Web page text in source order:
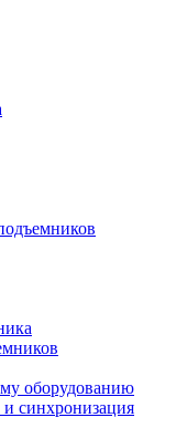
оборудованию
и синхронизация